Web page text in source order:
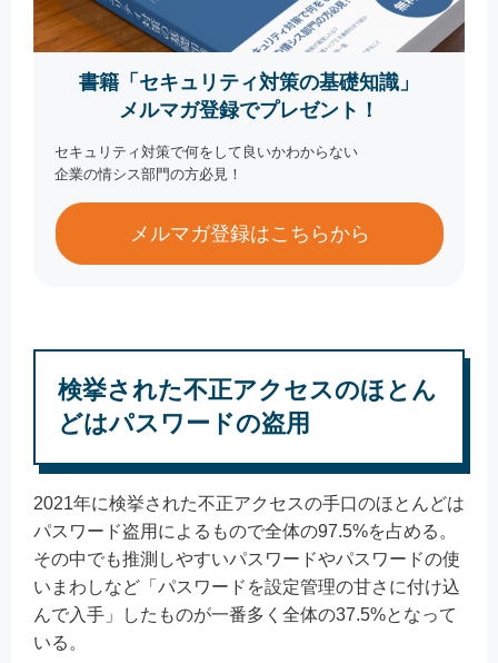
書籍「セキュリティ対策の基礎知識」
メルマガ登録でプレゼント！
セキュリティ対策で何をして良いかわからない
企業の情シス部門の方必見！
メルマガ登録はこちらから
検挙された不正アクセスのほとん
どはパスワードの盗用
2021年に検挙された不正アクセスの手口のほとんどは
パスワード盗用によるもので全体の97.5%を占める。
その中でも推測しやすいパスワードやパスワードの使
いまわしなど「パスワードを設定管理の甘さに付け込
んで入手」したものが一番多く全体の37.5%となって
いる。